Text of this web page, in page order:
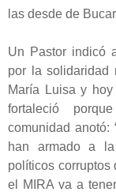
las desde de
Un Pastor indicó
por la solidaridad
María Luisa y
fortaleció porque
comunidad
han armado a
políticos corruptos
el MIRA va a